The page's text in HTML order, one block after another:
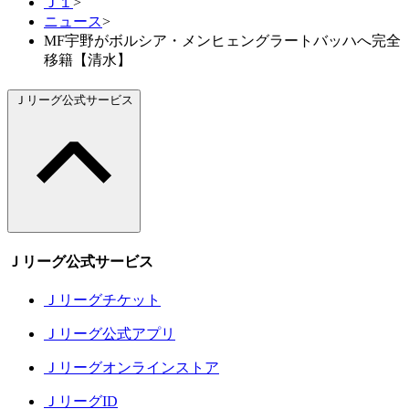
ニュース>
MF宇野がボルシア・メンヒェングラートバッハへ完全
移籍【清水】
Ｊリーグ公式サービス
Ｊリーグ公式サービス
Ｊリーグチケット
Ｊリーグ公式アプリ
Ｊリーグオンラインストア
ＪリーグID